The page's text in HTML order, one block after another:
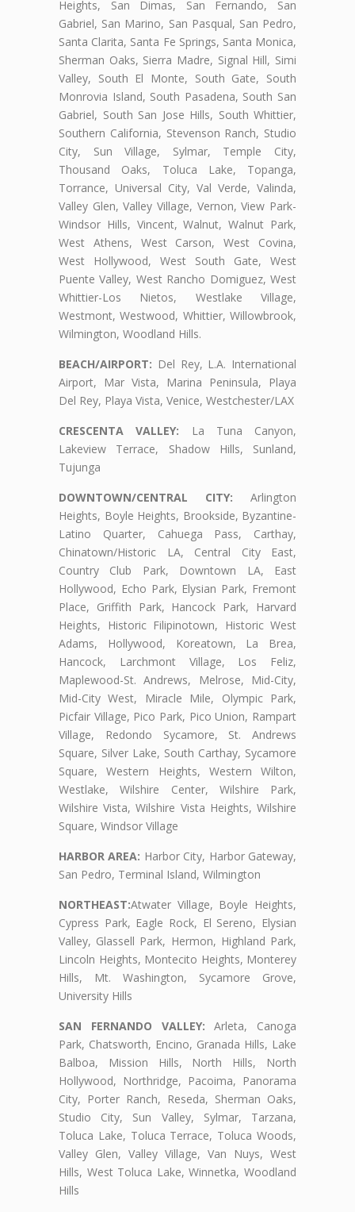
Heights, San Dimas, San Fernando, San
Gabriel, San Marino, San Pasqual, San Pedro,
Santa Clarita, Santa Fe Springs, Santa Monica,
Sherman Oaks, Sierra Madre, Signal Hill, Simi
Valley, South El Monte, South Gate, South
Monrovia Island, South Pasadena, South San
Gabriel, South San Jose Hills, South Whittier,
Southern California, Stevenson Ranch, Studio
City, Sun Village, Sylmar, Temple City,
Thousand Oaks, Toluca Lake, Topanga,
Torrance, Universal City, Val Verde, Valinda,
Valley Glen, Valley Village, Vernon, View Park-
Windsor Hills, Vincent, Walnut, Walnut Park,
West Athens, West Carson, West Covina,
West Hollywood, West South Gate, West
Puente Valley, West Rancho Domiguez, West
Whittier-Los Nietos, Westlake Village,
Westmont, Westwood, Whittier, Willowbrook,
Wilmington, Woodland Hills.
BEACH/AIRPORT: Del Rey, L.A. International
Airport, Mar Vista, Marina Peninsula, Playa
Del Rey, Playa Vista, Venice, Westchester/LAX
CRESCENTA VALLEY: La Tuna Canyon,
Lakeview Terrace, Shadow Hills, Sunland,
Tujunga
DOWNTOWN/CENTRAL CITY: Arlington
Heights, Boyle Heights, Brookside, Byzantine-
Latino Quarter, Cahuega Pass, Carthay,
Chinatown/Historic LA, Central City East,
Country Club Park, Downtown LA, East
Hollywood, Echo Park, Elysian Park, Fremont
Place, Griffith Park, Hancock Park, Harvard
Heights, Historic Filipinotown, Historic West
Adams, Hollywood, Koreatown, La Brea,
Hancock, Larchmont Village, Los Feliz,
Maplewood-St. Andrews, Melrose, Mid-City,
Mid-City West, Miracle Mile, Olympic Park,
Picfair Village, Pico Park, Pico Union, Rampart
Village, Redondo Sycamore, St. Andrews
Square, Silver Lake, South Carthay, Sycamore
Square, Western Heights, Western Wilton,
Westlake, Wilshire Center, Wilshire Park,
Wilshire Vista, Wilshire Vista Heights, Wilshire
Square, Windsor Village
HARBOR AREA: Harbor City, Harbor Gateway,
San Pedro, Terminal Island, Wilmington
NORTHEAST:Atwater Village, Boyle Heights,
Cypress Park, Eagle Rock, El Sereno, Elysian
Valley, Glassell Park, Hermon, Highland Park,
Lincoln Heights, Montecito Heights, Monterey
Hills, Mt. Washington, Sycamore Grove,
University Hills
SAN FERNANDO VALLEY: Arleta, Canoga
Park, Chatsworth, Encino, Granada Hills, Lake
Balboa, Mission Hills, North Hills, North
Hollywood, Northridge, Pacoima, Panorama
City, Porter Ranch, Reseda, Sherman Oaks,
Studio City, Sun Valley, Sylmar, Tarzana,
Toluca Lake, Toluca Terrace, Toluca Woods,
Valley Glen, Valley Village, Van Nuys, West
Hills, West Toluca Lake, Winnetka, Woodland
Hills